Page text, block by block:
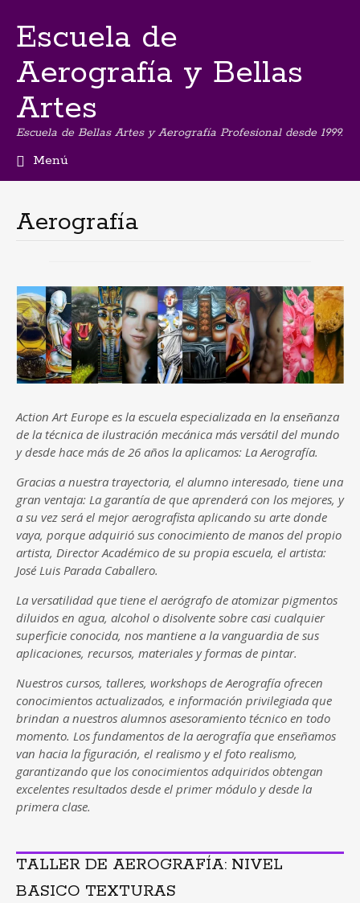
Escuela de
Aerografía y Bellas
Artes
Escuela de Bellas Artes y Aerografía Profesional desde 1999.
Menú
Aerografía
Action Art Europe es la escuela especializada en la enseñanza
de la técnica de ilustración mecánica más versátil del mundo
y desde hace más de 26 años la aplicamos: La Aerografía.
Gracias a nuestra trayectoria, el alumno interesado, tiene una
gran ventaja: La garantía de que aprenderá con los mejores, y
a su vez será el mejor aerografista aplicando su arte donde
vaya, porque adquirió sus conocimiento de manos del propio
artista, Director Académico de su propia escuela, el artista:
José Luis Parada Caballero.
La versatilidad que tiene el aerógrafo de atomizar pigmentos
diluidos en agua, alcohol o disolvente sobre casi cualquier
superficie conocida, nos mantiene a la vanguardia de sus
aplicaciones, recursos, materiales y formas de pintar.
Nuestros cursos, talleres, workshops de Aerografía ofrecen
conocimientos actualizados, e información privilegiada que
brindan a nuestros alumnos asesoramiento técnico en todo
momento. Los fundamentos de la aerografía que enseñamos
van hacia la figuración, el realismo y el foto realismo,
garantizando que los conocimientos adquiridos obtengan
excelentes resultados desde el primer módulo y desde la
primera clase.
TALLER DE AEROGRAFÍA: NIVEL
BASICO TEXTURAS